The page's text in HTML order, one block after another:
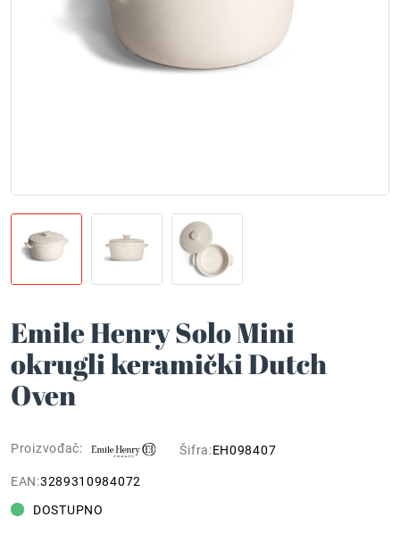
Emile Henry Solo Mini
okrugli keramički Dutch
Oven
Proizvođač: Šifra:EH098407
EAN:3289310984072
DOSTUPNO